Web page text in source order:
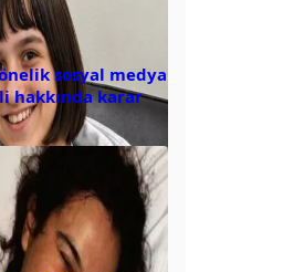
sosyal medya
hakkında karar